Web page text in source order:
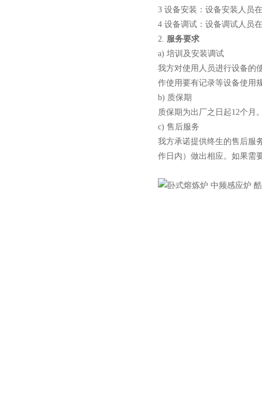
3 设备安装：设备安装人员
4 设备调试：设备调试人员
2. 服务要求
a) 培训及安装调试
我方对使用人员进行设备的
作使用要有记录等设备使用
b) 质保期
质保期为出厂之日起12个月
c) 售后服务
我方承诺提供终生的售后服
作日内）做出相应。如果需